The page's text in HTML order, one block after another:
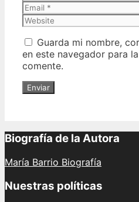
Guarda mi nombre,
en este navegador para
comente.
Biografía de la Autora
María Barrio Biografía
Nuestras políticas